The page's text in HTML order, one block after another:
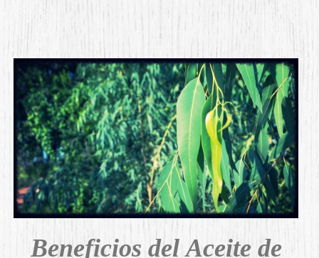
Beneficios del Aceite de